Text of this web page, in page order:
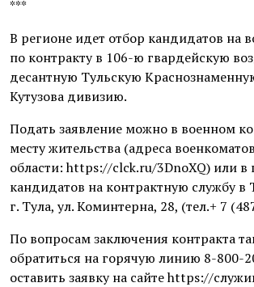
***
В регионе идет отбор кандидатов на
по контракту в 106-ю гвардейскую
десантную Тульскую
Кутузова дивизию.
Подать заявление можно в военном
месту жительства (адреса
области: https://clck.ru/3DnoXQ) или в
кандидатов на контрактную службу в
г. Тула, ул. Коминтерна, 28, (тел.+ 7
По вопросам заключения контракта
обратиться на горячую линию 8-800-
оставить заявку на сайте https://